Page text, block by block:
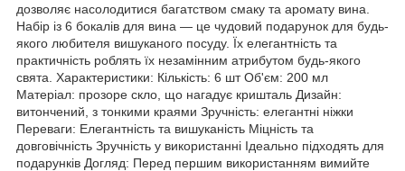
дозволяє насолодитися багатством смаку та аромату вина.
Набір із 6 бокалів для вина — це чудовий подарунок для будь-
якого любителя вишуканого посуду. Їх елегантність та
практичність роблять їх незамінним атрибутом будь-якого
свята. Характеристики: Кількість: 6 шт Об'єм: 200 мл
Матеріал: прозоре скло, що нагадує кришталь Дизайн:
витончений, з тонкими краями Зручність: елегантні ніжки
Переваги: Елегантність та вишуканість Міцність та
довговічність Зручність у використанні Ідеально підходять для
подарунків Догляд: Перед першим використанням вимийте